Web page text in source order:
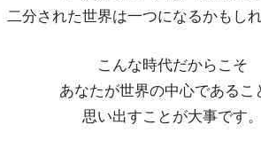
二分された世界は一つになるかもしれ
こんな時代だからこそ
あなたが世界の中心であるこ
思い出すことが大事です。